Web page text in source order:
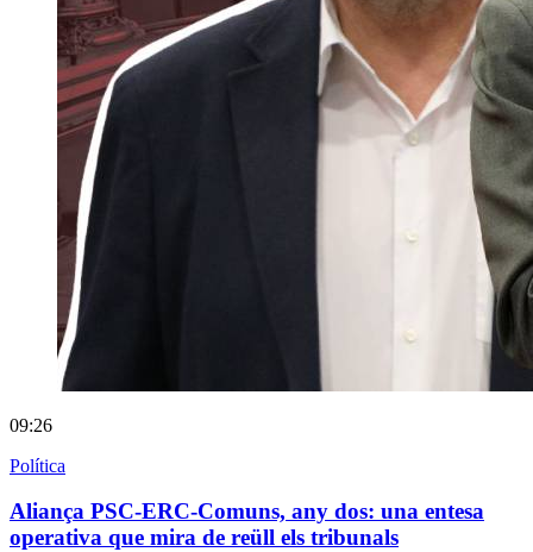
09:26
Política
Aliança PSC-ERC-Comuns, any dos: una entesa
operativa que mira de reüll els tribunals